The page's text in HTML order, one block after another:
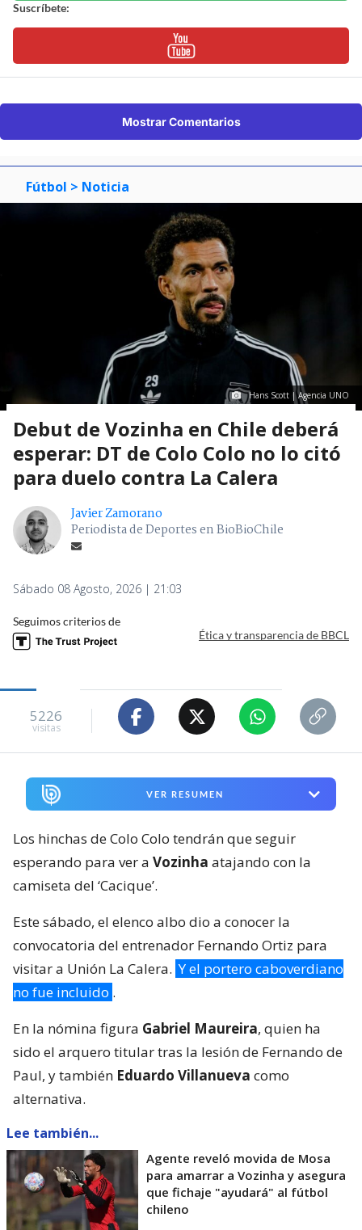
Suscríbete:
Mostrar Comentarios
Fútbol > Noticia
Hans Scott | Agencia UNO
Debut de Vozinha en Chile deberá
esperar: DT de Colo Colo no lo citó
para duelo contra La Calera
Javier Zamorano
Periodista de Deportes en BioBioChile
Sábado 08 Agosto, 2026 | 21:03
Seguimos criterios de
Ética y transparencia de BBCL
5226
visitas
VER RESUMEN
Los hinchas de Colo Colo tendrán que seguir
esperando para ver a Vozinha atajando con la
camiseta del ‘Cacique’.
Este sábado, el elenco albo dio a conocer la
convocatoria del entrenador Fernando Ortiz para
visitar a Unión La Calera. Y el portero caboverdiano
no fue incluido .
En la nómina figura Gabriel Maureira, quien ha
sido el arquero titular tras la lesión de Fernando de
Paul, y también Eduardo Villanueva como
alternativa.
Lee también...
Agente reveló movida de Mosa
para amarrar a Vozinha y asegura
que fichaje "ayudará" al fútbol
chileno